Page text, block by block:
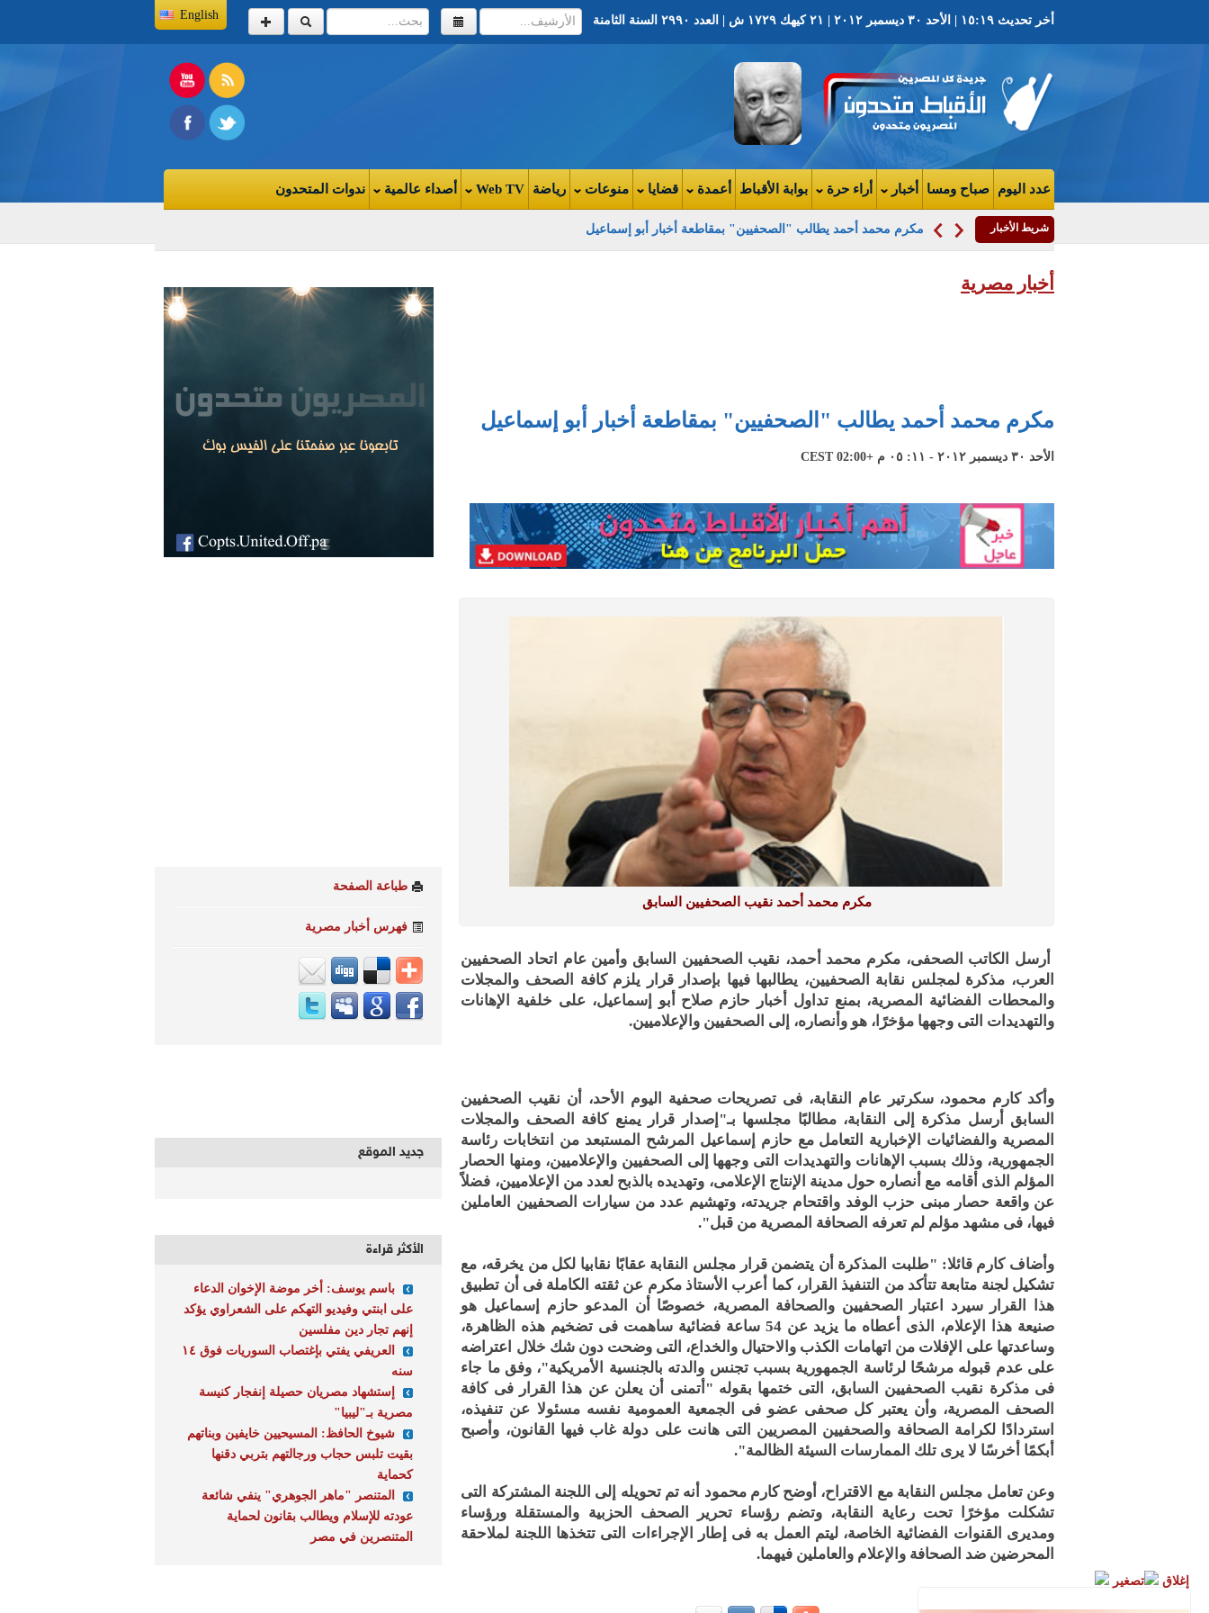
أخر تحديث ١٥:١٩ | الأحد ٣٠ ديسمبر ٢٠١٢ | ٢١ كيهك ١٧٢٩ ش | العدد ٢٩٩٠ السنة الثامنة English
عدد اليوم صباح ومسا أخبار أراء حرة بوابة الأقباط أعمدة قضايا منوعات رياضة Web TV أصداء عالمية ندوات المتحدون
إغلاق تصغير
شريط الأخبار مكرم محمد أحمد يطالب "الصحفيين" بمقاطعة أخبار أبو إسماعيل
أخبار مصرية
مكرم محمد أحمد يطالب "الصحفيين" بمقاطعة أخبار أبو إسماعيل
الأحد ٣٠ ديسمبر ٢٠١٢ - ١١: ٠٥ م +02:00 CEST
مكرم محمد أحمد نقيب الصحفيين السابق
أرسل الكاتب الصحفى، مكرم محمد أحمد، نقيب الصحفيين السابق وأمين عام اتحاد الصحفيين
العرب، مذكرة لمجلس نقابة الصحفيين، يطالبها فيها بإصدار قرار يلزم كافة الصحف والمجلات
والمحطات الفضائية المصرية، بمنع تداول أخبار حازم صلاح أبو إسماعيل، على خلفية الإهانات
والتهديدات التى وجهها مؤخرًا، هو وأنصاره، إلى الصحفيين والإعلاميين.
وأكد كارم محمود، سكرتير عام النقابة، فى تصريحات صحفية اليوم الأحد، أن نقيب الصحفيين
السابق أرسل مذكرة إلى النقابة، مطالبًا مجلسها بـ"إصدار قرار يمنع كافة الصحف والمجلات
المصرية والفضائيات الإخبارية التعامل مع حازم إسماعيل المرشح المستبعد من انتخابات رئاسة
الجمهورية، وذلك بسبب الإهانات والتهديدات التى وجهها إلى الصحفيين والإعلاميين، ومنها الحصار
المؤلم الذى أقامه مع أنصاره حول مدينة الإنتاج الإعلامى، وتهديده بالذبح لعدد من الإعلاميين، فضلاً
عن واقعة حصار مبنى حزب الوفد واقتحام جريدته، وتهشيم عدد من سيارات الصحفيين العاملين
فيها، فى مشهد مؤلم لم تعرفه الصحافة المصرية من قبل".
وأضاف كارم قائلا: "طلبت المذكرة أن يتضمن قرار مجلس النقابة عقابًا نقابيا لكل من يخرقه، مع
تشكيل لجنة متابعة تتأكد من التنفيذ القرار، كما أعرب الأستاذ مكرم عن ثقته الكاملة فى أن تطبيق
هذا القرار سيرد اعتبار الصحفيين والصحافة المصرية، خصوصًا أن المدعو حازم إسماعيل هو
صنيعة هذا الإعلام، الذى أعطاه ما يزيد عن 54 ساعة فضائية ساهمت فى تضخيم هذه الظاهرة،
وساعدتها على الإفلات من اتهامات الكذب والاحتيال والخداع، التى وضحت دون شك خلال اعتراضه
على عدم قبوله مرشحًا لرئاسة الجمهورية بسبب تجنس والدته بالجنسية الأمريكية"، وفق ما جاء
فى مذكرة نقيب الصحفيين السابق، التى ختمها بقوله "أتمنى أن يعلن عن هذا القرار فى كافة
الصحف المصرية، وأن يعتبر كل صحفى عضو فى الجمعية العمومية نفسه مسئولا عن تنفيذه،
استردادًا لكرامة الصحافة والصحفيين المصريين التى هانت على دولة غاب فيها القانون، وأصبح
أبكمًا أخرسًا لا يرى تلك الممارسات السيئة الظالمة".
وعن تعامل مجلس النقابة مع الاقتراح، أوضح كارم محمود أنه تم تحويله إلى اللجنة المشتركة التى
تشكلت مؤخرًا تحت رعاية النقابة، وتضم رؤساء تحرير الصحف الحزبية والمستقلة ورؤساء
ومديرى القنوات الفضائية الخاصة، ليتم العمل به فى إطار الإجراءات التى تتخذها اللجنة لملاحقة
المحرضين ضد الصحافة والإعلام والعاملين فيهما.
طباعة الصفحة
فهرس أخبار مصرية
جديد الموقع
الأكثر قراءة
باسم يوسف: أخر موضة الإخوان الدعاء
على ابنتي وفيديو التهكم على الشعراوي يؤكد
إنهم تجار دين مفلسين
العريفي يفتي بإغتصاب السوريات فوق ١٤
سنه
إستشهاد مصريان حصيلة إنفجار كنيسة
مصرية بـ"ليبيا"
شيوخ الحافظ: المسيحيين خايفين وبناتهم
بقيت تلبس حجاب ورجالتهم بتربي دقنها
كحماية
المتنصر "ماهر الجوهري" ينفي شائعة
عودته للإسلام ويطالب بقانون لحماية
المتنصرين في مصر